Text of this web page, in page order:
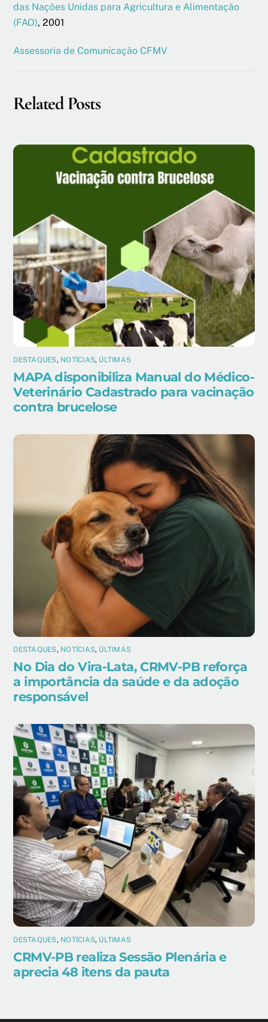
das Nações Unidas para Agricultura e Alimentação
(FAO), 2001
Assessoria de Comunicação CFMV
Related Posts
DESTAQUES, NOTÍCIAS, ÚLTIMAS
MAPA disponibiliza Manual do Médico-
Veterinário Cadastrado para vacinação
contra brucelose
DESTAQUES, NOTÍCIAS, ÚLTIMAS
No Dia do Vira-Lata, CRMV-PB reforça
a importância da saúde e da adoção
responsável
DESTAQUES, NOTÍCIAS, ÚLTIMAS
CRMV-PB realiza Sessão Plenária e
aprecia 48 itens da pauta